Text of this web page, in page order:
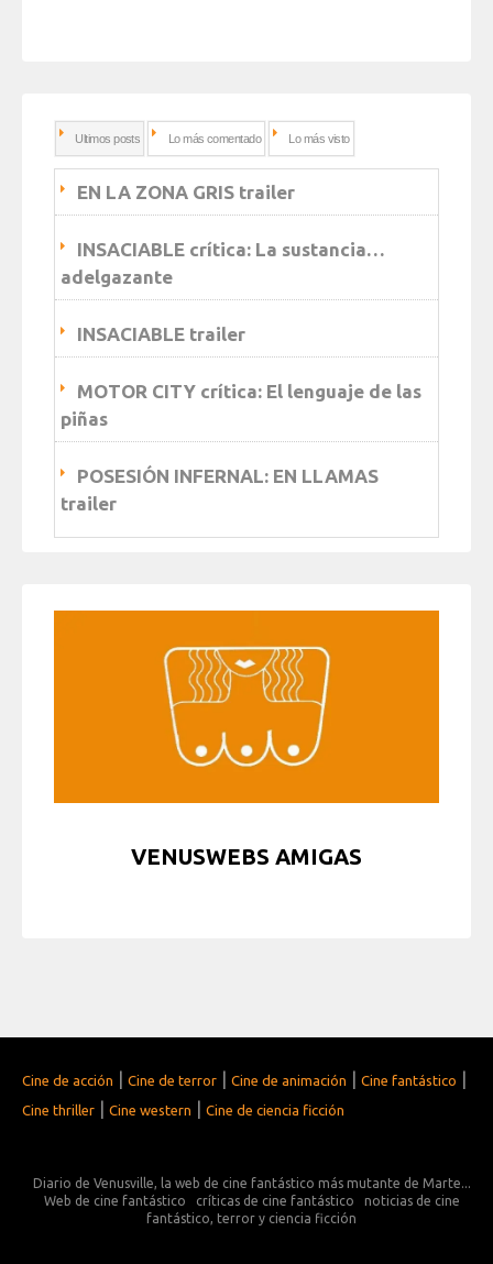
Ultimos posts Lo más comentado Lo más visto
EN LA ZONA GRIS trailer
INSACIABLE crítica: La sustancia…
adelgazante
INSACIABLE trailer
MOTOR CITY crítica: El lenguaje de las
piñas
POSESIÓN INFERNAL: EN LLAMAS
trailer
VENUSWEBS AMIGAS
Cine de acción | Cine de terror | Cine de animación | Cine fantástico |
Cine thriller | Cine western | Cine de ciencia ficción
Diario de Venusville, la web de cine fantástico más mutante de Marte...
Web de cine fantástico
críticas de cine fantástico
noticias de cine
fantástico, terror y ciencia ficción